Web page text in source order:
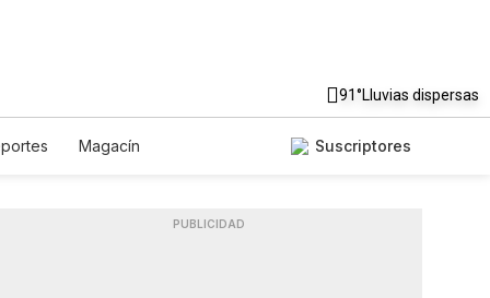
91°Lluvias dispersas
Magacín
Suscriptores
PUBLICIDAD